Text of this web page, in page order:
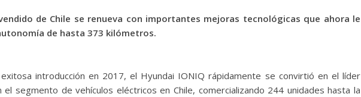
de Chile se renueva con importantes mejoras tecnológicas que ahora le
de hasta 373 kilómetros.
introducción en 2017, el Hyundai IONIQ rápidamente se convirtió en el líder
segmento de vehículos eléctricos en Chile, comercializando 244 unidades hasta la